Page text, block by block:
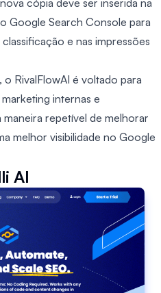
Google Search Console para
e nas impressões
RivalFlowAI é voltado para
internas e
repetível de melhorar
melhor visibilidade no Google
AI